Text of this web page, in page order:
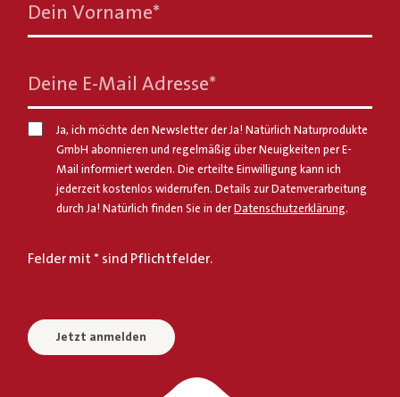
Dein Vorname*
Deine E-Mail Adresse*
Ja, ich möchte den Newsletter der Ja! Natürlich Naturprodukte
GmbH abonnieren und regelmäßig über Neuigkeiten per E-
Mail informiert werden. Die erteilte Einwilligung kann ich
jederzeit kostenlos widerrufen. Details zur Datenverarbeitung
durch Ja! Natürlich finden Sie in derDatenschutzerklärung.
Felder mit * sind Pflichtfelder.
Jetzt anmelden